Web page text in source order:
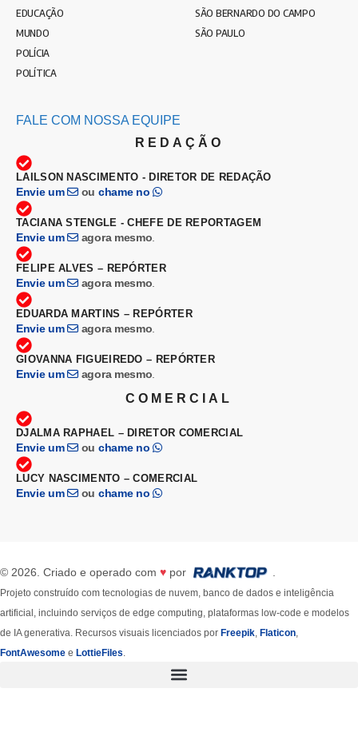
EDUCAÇÃO
MUNDO
POLÍCIA
POLÍTICA
SÃO BERNARDO DO CAMPO
SÃO PAULO
FALE COM NOSSA EQUIPE
REDAÇÃO
LAILSON NASCIMENTO - DIRETOR DE REDAÇÃO
Envie um ou chame no
TACIANA STENGLE - CHEFE DE REPORTAGEM
Envie um agora mesmo
FELIPE ALVES – REPÓRTER
Envie um agora mesmo
EDUARDA MARTINS – REPÓRTER
Envie um agora mesmo
GIOVANNA FIGUEIREDO – REPÓRTER
Envie um agora mesmo
COMERCIAL
DJALMA RAPHAEL – DIRETOR COMERCIAL
Envie um ou chame no
LUCY NASCIMENTO – COMERCIAL
Envie um ou chame no
© 2026. Criado e operado com ♥ por
Projeto construído com tecnologias de nuvem, banco de dados e inteligência
artificial, incluindo serviços de edge computing, plataformas low-code e modelos
de IA generativa. Recursos visuais licenciados por Freepik Flaticon
FontAwesome e LottieFiles